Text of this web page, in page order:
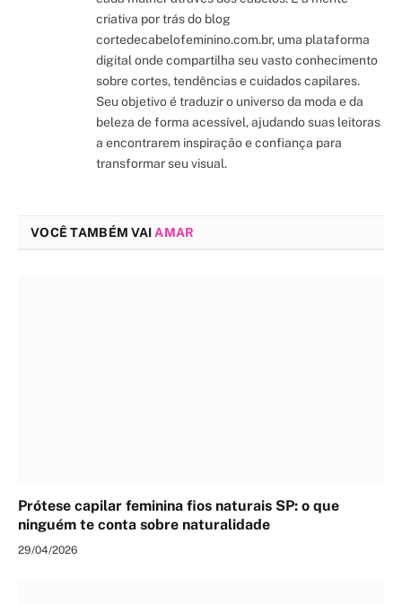
criativa por trás do blog
cortedecabelofeminino.com.br, uma plataforma
digital onde compartilha seu vasto conhecimento
sobre cortes, tendências e cuidados capilares.
Seu objetivo é traduzir o universo da moda e da
beleza de forma acessível, ajudando suas leitoras
a encontrarem inspiração e confiança para
transformar seu visual.
VOCÊ TAMBÉM VAI AMAR
Prótese capilar feminina fios naturais SP: o que
ninguém te conta sobre naturalidade
29/04/2026